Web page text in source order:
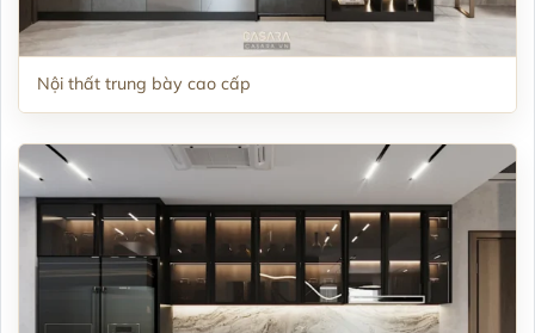
Nội thất trung bày cao cấp